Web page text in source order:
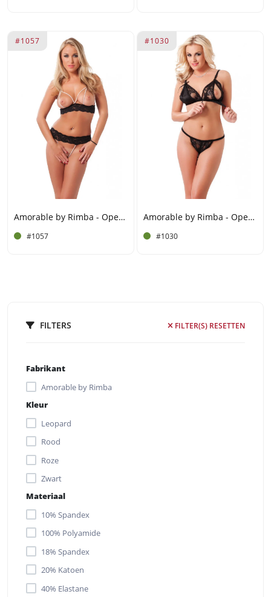
#1057
Amorable by Rimba - Open Bikini met Parels - One Size - Zwart
#1057
#1030
Amorable by Rimba - Open BH met Slip - One Size - Zwart
#1030
FILTERS FILTER(S) RESETTEN
Fabrikant
Amorable by Rimba
Kleur
Leopard
Rood
Roze
Zwart
Materiaal
10% Spandex
100% Polyamide
18% Spandex
20% Katoen
40% Elastane